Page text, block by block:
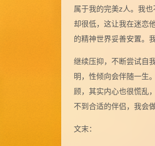
属于我的完美z人。我
却很低，这让我在迷恋
的精神世界妥善安置。
继续压抑，不断尝试自
明，性倾向会伴随一生
顾，其实内心也很慌乱
不到合适的伴侣，我会
文末：